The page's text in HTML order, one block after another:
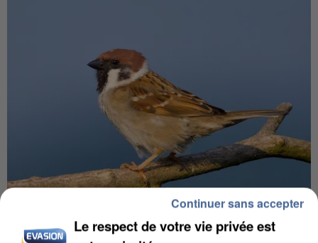
APRÈS TOUTES CES CANICULES, LES REFUGES
Le respect de votre vie privée est
Continuer sans accepter